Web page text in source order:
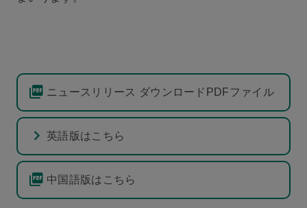
ニュースリリース ダウンロードPDFファイル
英語版はこちら
中国語版はこちら